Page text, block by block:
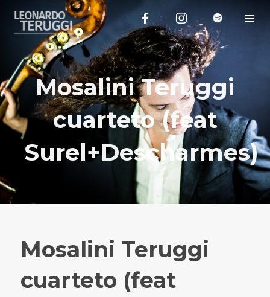
Mosalini Teruggi
cuarteto (feat
Surel+Descharmes)
Mosalini Teruggi
cuarteto (feat